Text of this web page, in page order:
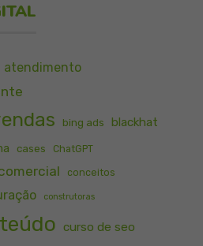
atendimento
bing ads blackhat
cases ChatGPT
conceitos
construtoras
curso de seo